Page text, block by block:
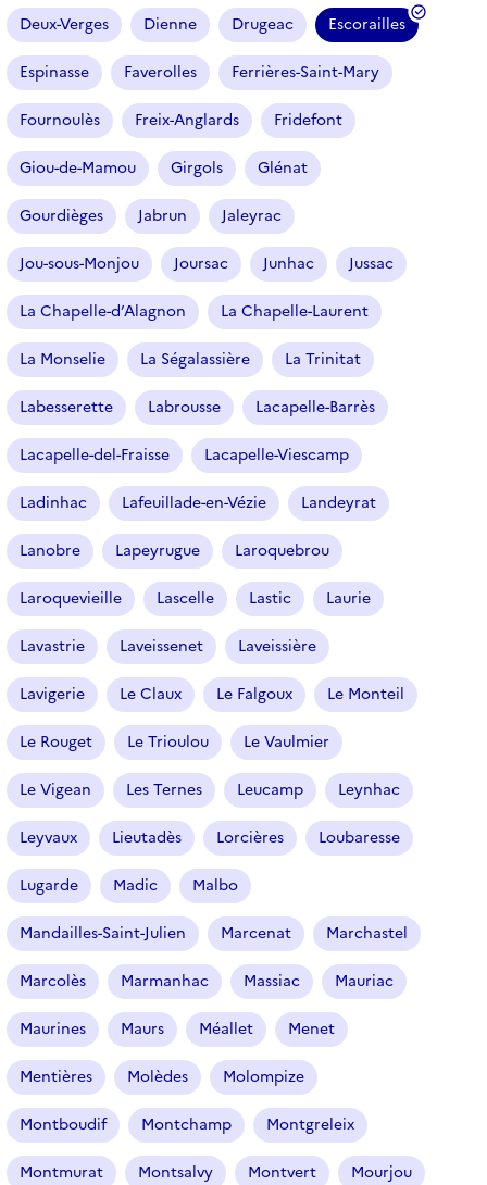
Deux-Verges Dienne Drugeac Escorailles
(
f
i
é
l
e
c
t
i
o
n
)
Espinasse Faverolles Ferrières-Saint-Mary
Fournoulès Freix-Anglards Fridefont
Giou-de-Mamou Girgols Glénat
Gourdièges Jabrun Jaleyrac
Jou-sous-Monjou Joursac Junhac Jussac
La Chapelle-d’Alagnon La Chapelle-Laurent
La Monselie La Ségalassière La Trinitat
Labesserette Labrousse Lacapelle-Barrès
Lacapelle-del-Fraisse Lacapelle-Viescamp
Ladinhac Lafeuillade-en-Vézie Landeyrat
Lanobre Lapeyrugue Laroquebrou
Laroquevieille Lascelle Lastic Laurie
Lavastrie Laveissenet Laveissière
Lavigerie Le Claux Le Falgoux Le Monteil
Le Rouget Le Trioulou Le Vaulmier
Le Vigean Les Ternes Leucamp Leynhac
Leyvaux Lieutadès Lorcières Loubaresse
Lugarde Madic Malbo
Mandailles-Saint-Julien Marcenat Marchastel
Marcolès Marmanhac Massiac Mauriac
Maurines Maurs Méallet Menet
Mentières Molèdes Molompize
Montboudif Montchamp Montgreleix
Montmurat Montsalvy Montvert Mourjou